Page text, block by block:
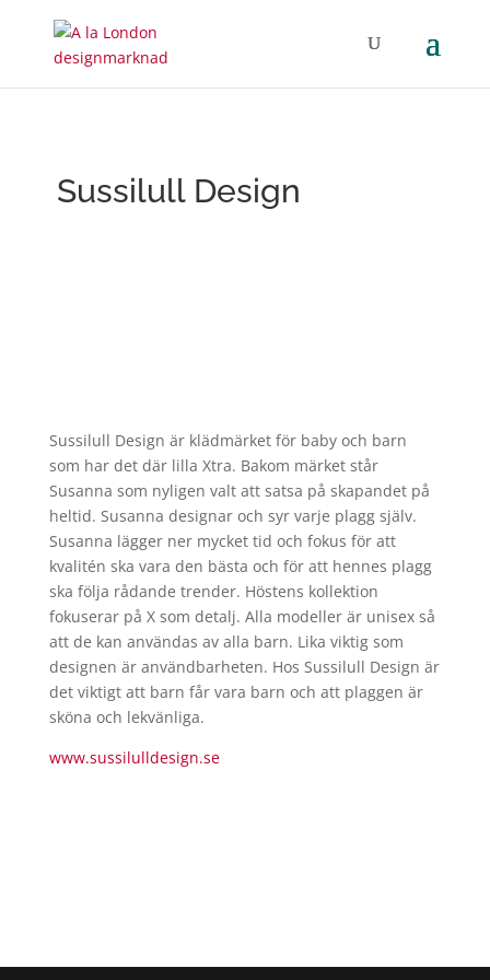
Sussilull Design
Sussilull Design är klädmärket för baby och barn
som har det där lilla Xtra. Bakom märket står
Susanna som nyligen valt att satsa på skapandet på
heltid. Susanna designar och syr varje plagg själv.
Susanna lägger ner mycket tid och fokus för att
kvalitén ska vara den bästa och för att hennes plagg
ska följa rådande trender. Höstens kollektion
fokuserar på X som detalj. Alla modeller är unisex så
att de kan användas av alla barn. Lika viktig som
designen är användbarheten. Hos Sussilull Design är
det viktigt att barn får vara barn och att plaggen är
sköna och lekvänliga.
www.sussilulldesign.se